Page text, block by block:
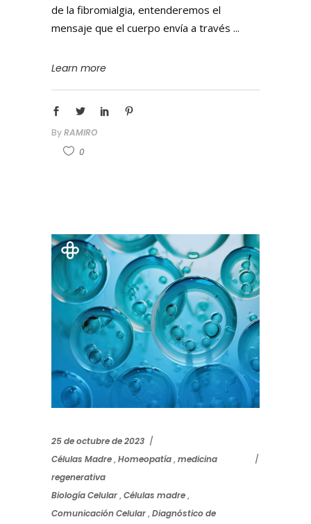
de la fibromialgia, entenderemos el
mensaje que el cuerpo envía a través
Learn more
ByRAMIRO
0
25 de octubre de 2023
Células Madre,Homeopatía,medicina
regenerativa
Biología Celular,Células madre,
Comunicación Celular,Diagnóstico de